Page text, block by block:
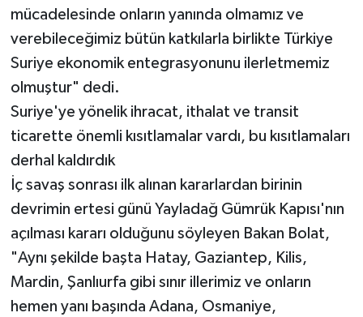
mücadelesinde onların yanında olmamız ve
verebileceğimiz bütün katkılarla birlikte Türkiye
Suriye ekonomik entegrasyonunu ilerletmemiz
olmuştur" dedi.
Suriye'ye yönelik ihracat, ithalat ve transit
ticarette önemli kısıtlamalar vardı, bu kısıtlamaları
derhal kaldırdık
İç savaş sonrası ilk alınan kararlardan birinin
devrimin ertesi günü Yayladağ Gümrük Kapısı'nın
açılması kararı olduğunu söyleyen Bakan Bolat,
"Aynı şekilde başta Hatay, Gaziantep, Kilis,
Mardin, Şanlıurfa gibi sınır illerimiz ve onların
hemen yanı başında Adana, Osmaniye,